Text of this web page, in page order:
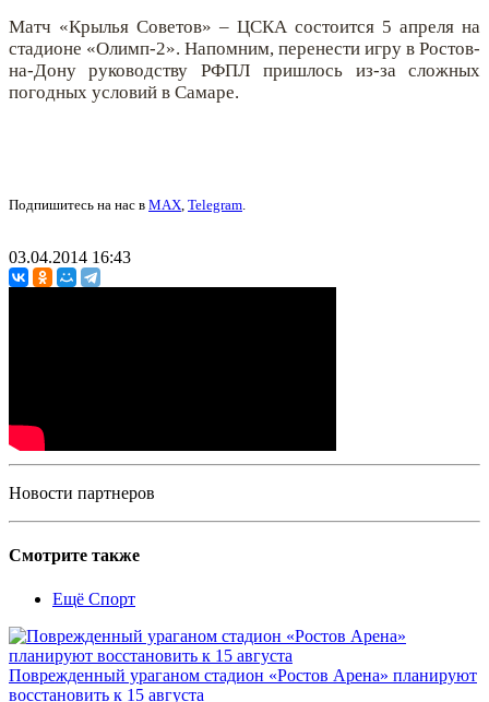
Матч «Крылья Советов» – ЦСКА состоится 5 апреля на
стадионе «Олимп-2». Напомним, перенести игру в Ростов-
на-Дону руководству РФПЛ пришлось из-за сложных
погодных условий в Самаре.
Подпишитесь на нас в MAX, Telegram.
03.04.2014 16:43
Новости партнеров
Смотрите также
Ещё Спорт
Поврежденный ураганом стадион «Ростов Арена» планируют
восстановить к 15 августа